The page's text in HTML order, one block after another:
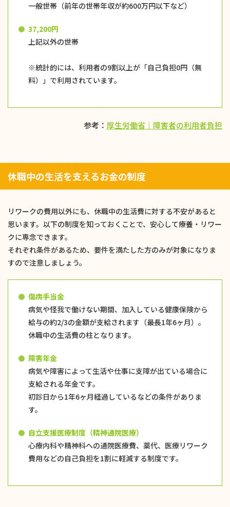
一般世帯（前年の世帯年収が約600万円以下など）
37,200円
上記以外の世帯
※統計的には、利用者の9割以上が「自己負担0円（無
料）」で利用されています。
参考： 厚生労働省｜障害者の利用者負担
休職中の生活を支えるお金の制度
リワークの費用以外にも、休職中の生活費に対する不安があると
思います。以下の制度を知っておくことで、安心して療養・リワー
クに専念できます。
それぞれ条件があるため、要件を満たした方のみが対象になりま
すので注意しましょう。
傷病手当金
病気や怪我で働けない期間、加入している健康保険から
給与の約2/3の金額が支給されます（最長1年6ヶ月）。
休職中の生活費の柱となります。
障害年金
病気や障害によって生活や仕事に支障が出ている場合に
支給される年金です。
初診日から1年6ヶ月経過しているなどの条件がありま
す。
自立支援医療制度（精神通院医療）
心療内科や精神科への通院医療費、薬代、医療リワーク
費用などの自己負担を1割に軽減する制度です。